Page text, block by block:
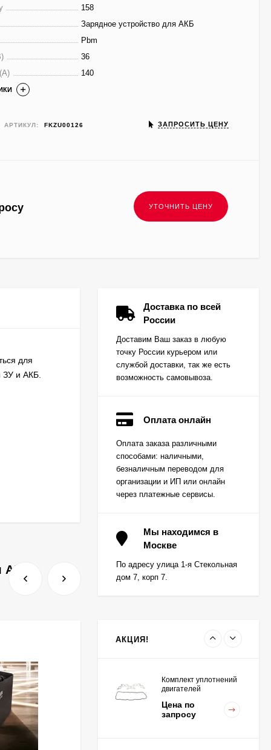
158
Зарядное устройство для АКБ
Pbm
36
140
АРТИКУЛ: FKZU00126 ЗАПРОСИТЬ ЦЕНУ
для
ЗУ и АКБ.
Доставка по всей
России
Доставим Ваш заказ в любую
точку России курьером или
службой доставки, так же есть
возможность самовывоза.
Оплата онлайн
Оплата заказа различными
способами: наличными,
безналичным переводом для
организации и ИП или онлайн
через платежные сервисы.
Мы находимся в
Москве
По адресу улица 1-я Стекольная
дом 7, корп 7.
АКЦИЯ!
Вкладыш коренной
(0,25) (1шт - 1
половинка) для
двигателей
K15,K21,K25
запросу
(1шт - 1 половинка) для
двигателей
K15,K21,K25
Цена по
Комплект уплотнений
двигателей
Цена по
запросу